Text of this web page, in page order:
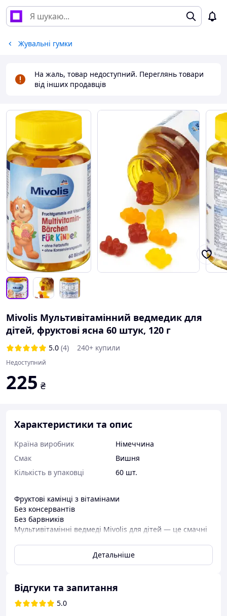
Жувальні гумки
На жаль, товар недоступний. Переглянь товари
від інших продавців
Mivolis Мультивітамінний ведмедик для
дітей, фруктові ясна 60 штук, 120 г
5.0 (4) 240+ купили
Недоступний
225 ₴
Характеристики та опис
Країна виробник
Німеччина
Смак
Вишня
Кількість в упаковці
60 шт.
Фруктові камінці з вітамінами
Без консервантів
Без барвників
Мультивітамінні ведмеді Mivolis для дітей — це смачні
вітамінами В1, В2, В6, В12, С і Е, пантотеновою
кислотою, біотином і ніацином.
Детальніше
Відгуки та запитання
5.0